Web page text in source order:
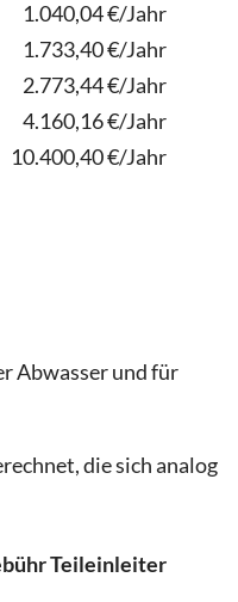
1.040,04 €/Jahr
1.733,40 €/Jahr
2.773,44 €/Jahr
4.160,16 €/Jahr
10.400,40 €/Jahr
Abwasser und für
die sich analog
Teileinleiter